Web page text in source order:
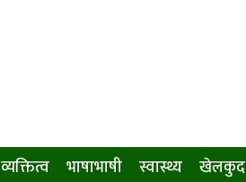
व्यक्तित्व भाषाभाषी स्वास्थ्य खेलकुद